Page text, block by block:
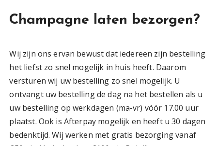
Champagne laten bezorgen?
Wij zijn ons ervan bewust dat iedereen zijn bestelling
het liefst zo snel mogelijk in huis heeft. Daarom
versturen wij uw bestelling zo snel mogelijk. U
ontvangt uw bestelling de dag na het bestellen als u
uw bestelling op werkdagen (ma-vr) vóór 17.00 uur
plaatst. Ook is Afterpay mogelijk en heeft u 30 dagen
bedenktijd. Wij werken met gratis bezorging vanaf